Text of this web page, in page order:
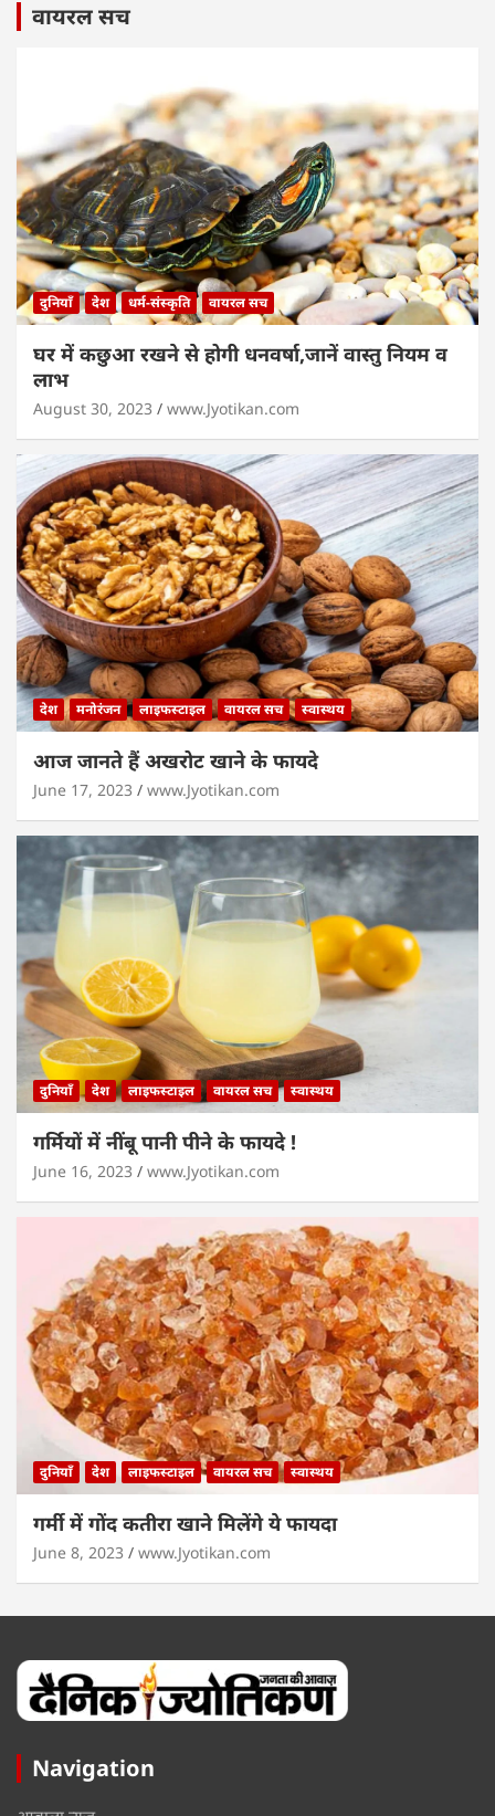
वायरल सच
दुनियाँ देश धर्म-संस्कृति वायरल सच
घर में कछुआ रखने से होगी धनवर्षा,जानें वास्तु नियम व
लाभ
August 30, 2023 www.Jyotikan.com
देश मनोरंजन लाइफस्टाइल वायरल सच स्वास्थय
आज जानते हैं अखरोट खाने के फायदे
June 17, 2023 www.Jyotikan.com
दुनियाँ देश लाइफस्टाइल वायरल सच स्वास्थय
गर्मियों में नींबू पानी पीने के फायदे !
June 16, 2023 www.Jyotikan.com
दुनियाँ देश लाइफस्टाइल वायरल सच स्वास्थय
गर्मी में गोंद कतीरा खाने मिलेंगे ये फायदा
June 8, 2023 www.Jyotikan.com
Navigation